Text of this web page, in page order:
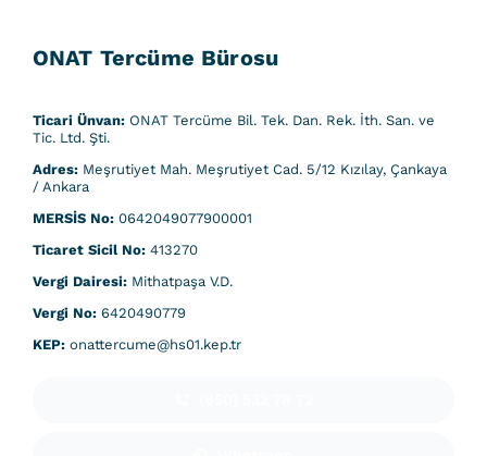
ONAT Tercüme Bürosu
Ticari Ünvan:ONAT Tercüme Bil. Tek. Dan. Rek. İth. San. ve
Tic. Ltd. Şti.
Adres:Meşrutiyet Mah. Meşrutiyet Cad. 5/12 Kızılay, Çankaya
/ Ankara
MERSİS No:0642049077900001
Ticaret Sicil No:413270
Vergi Dairesi:Mithatpaşa V.D.
Vergi No:6420490779
KEP:onattercume@hs01.kep.tr